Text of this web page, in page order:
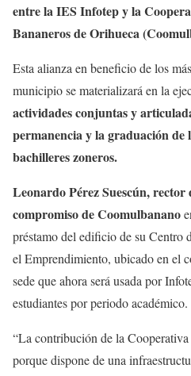
entre la IES Infotep y la
Bananeros de Orihueca
Esta alianza en beneficio de los
municipio se materializará en la
actividades conjuntas y
permanencia y la graduación
bachilleres zoneros.
Leonardo Pérez Suescún,
compromiso de Coomulbanano
préstamo del edificio de su Centro
el Emprendimiento, ubicado en el
sede que ahora será usada por
estudiantes por periodo académico.
“La contribución de la
porque dispone de una